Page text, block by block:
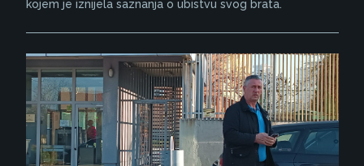
kojem je iznijela saznanja o ubistvu svog brata.